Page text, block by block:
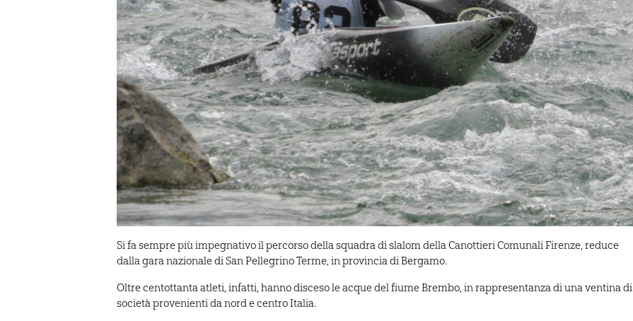
Si fa sempre più impegnativo il percorso della squadra di slalom della Canottieri Comunali Firenze, reduce
dalla gara nazionale di San Pellegrino Terme, in provincia di Bergamo.
Oltre centottanta atleti, infatti, hanno disceso le acque del fiume Brembo, in rappresentanza di una ventina di
società provenienti da nord e centro Italia.